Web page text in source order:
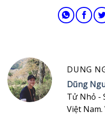
DUNG
Dũng
Tử Nhỏ -
Việt